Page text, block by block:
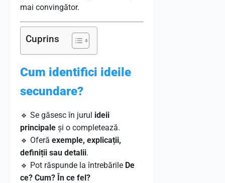
mai convingător.
Cuprins
Cum identifici ideile
secundare?
🔹 Se găsesc în jurul ideii
principale și o completează.
🔹 Oferă exemple, explicații,
definiții sau detalii.
🔹 Pot răspunde la întrebările De
ce? Cum? În ce fel?